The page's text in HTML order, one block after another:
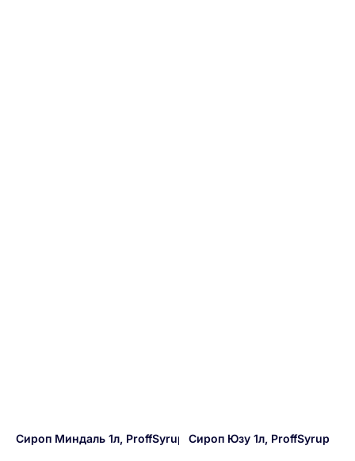
Сироп Миндаль 1л, ProffSyrup Сироп Юзу 1л, ProffSyrup